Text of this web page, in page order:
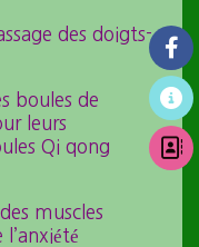
des doigts-
boules de
leurs
Qi qong
muscles